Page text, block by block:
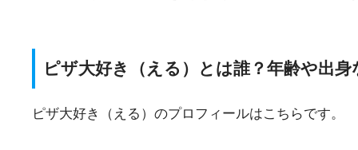
ピザ大好き（える）とは誰？年齢や出
ピザ大好き（える）のプロフィールはこちらです。